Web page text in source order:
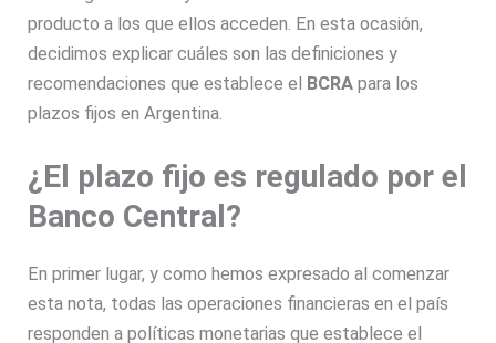
producto a los que ellos acceden. En esta ocasión,
decidimos explicar cuáles son las definiciones y
recomendaciones que establece el BCRA para los
plazos fijos en Argentina.
¿El plazo fijo es regulado por el
Banco Central?
En primer lugar, y como hemos expresado al comenzar
esta nota, todas las operaciones financieras en el país
responden a políticas monetarias que establece el